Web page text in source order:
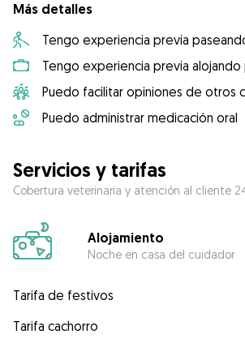
Más detalles
Tengo experiencia previa
Tengo experiencia previa alojando
Puedo facilitar opiniones de otros
Puedo administrar medicación oral
Servicios y tarifas
Cobertura veterinaria y atención al cliente
Alojamiento
Noche en casa del cuidador
Tarifa de festivos
Tarifa cachorro